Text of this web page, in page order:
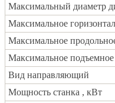
Максимальный диаметр
Максимальное
Максимальное
Максимальное
Вид направляющий
Мощность станка , кВт